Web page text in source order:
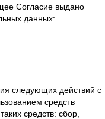
Согласие выдано
данных:
следующих действий с
средств
средств: сбор,